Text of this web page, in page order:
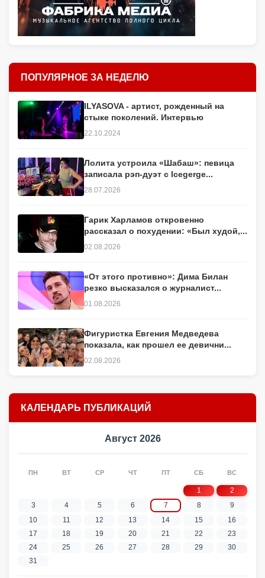
ПОПУЛЯРНОЕ ЗА НЕДЕЛЮ
ILYASOVA - артист, рожденный на
стыке поколений. Интервью
22.10.2024
Лолита устроила «Шабаш»: певица
записала рэп-дуэт с Icegerge...
28.07.2026
Гарик Харламов откровенно
рассказал о похудении: «Был худой,...
02.08.2026
«От этого противно»: Дима Билан
резко высказался о журналист...
01.08.2026
Фигуристка Евгения Медведева
показала, как прошел ее девични...
02.08.2026
КАЛЕНДАРЬ ПУБЛИКАЦИЙ
Август 2026
ПН ВТ СР ЧТ ПТ СБ ВС
1
2
3
4 5 6 7 8
9
10
11 12 13 14 15
16
17
18 19 20 21 22
23
24
25 26 27 28 29
30
31